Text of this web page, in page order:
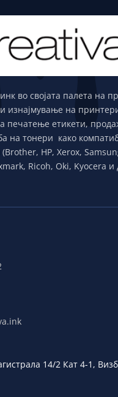
во својата палета на
изнајмување на
печатење етикети,
на тонери како
HP, Xerox,
Ricoh, Oki, Kyocera и
14/2 Кат 4-1,